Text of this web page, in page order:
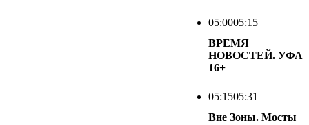
05:0005:15
ВРЕМЯ
НОВОСТЕЙ. УФА
16+
05:1505:31
Вне Зоны. Мосты